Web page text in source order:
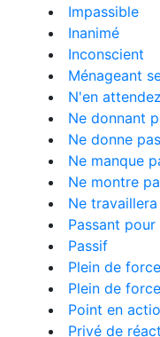
Impassible
Inanimé
Inconscient
Ménageant
N'en
Ne donnant
Ne donne
Ne manque
Ne montre
Ne
Passant
Passif
Plein de
Plein de
Point en
Privé de